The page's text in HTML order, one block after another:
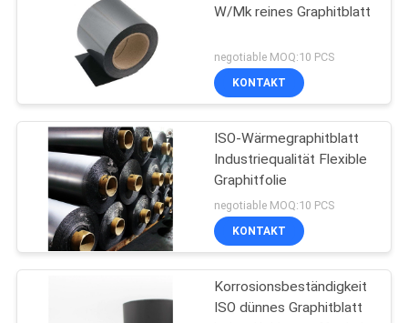
NACHRICHTEN
FORDERN
SIE
ZITAT
SITEMAP
W/Mk reines Graphitblatt
negotiable MOQ:10 PCS
KONTAKT
ISO-Wärmegraphitblatt
Industriequalität Flexible
Graphitfolie
negotiable MOQ:10 PCS
KONTAKT
Korrosionsbeständigkeit
ISO dünnes Graphitblatt